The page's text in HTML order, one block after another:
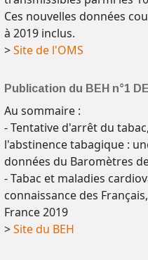
Ces nouvelles données
à 2019 inclus.
>Site de l'OMS
Publication du BEH n°1
Au sommaire :
- Tentative d'arrêt du
l'abstinence tabagique :
données du Baromètres
- Tabac et maladies
connaissance des
France 2019
>Site du BEH